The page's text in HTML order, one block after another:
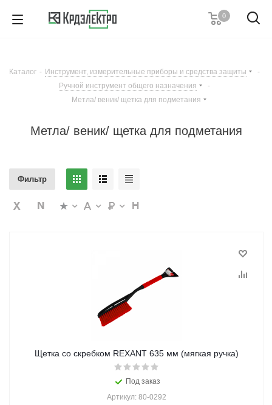
0
Заказать звонок
Каталог - Инструмент, измерительные приборы и средства защиты
-
Ручной инструмент общего назначения
-
Метла/ веник/ щетка для подметания
Метла/ веник/ щетка для подметания
Фильтр
Щетка со скребком REXANT 635 мм (мягкая ручка)
Под заказ
Артикул: 80-0292
Вы оптовый
Заказывайте товары по оптовым ценам